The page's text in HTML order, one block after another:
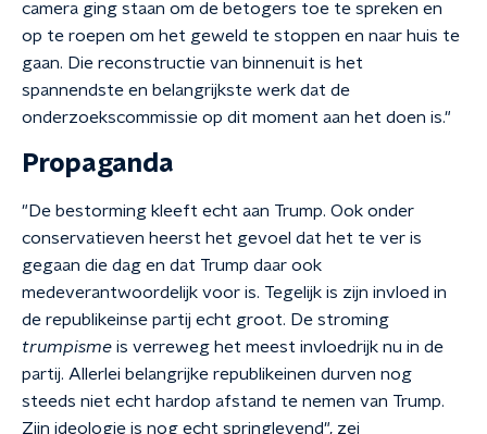
camera ging staan om de betogers toe te spreken en
op te roepen om het geweld te stoppen en naar huis te
gaan. Die reconstructie van binnenuit is het
spannendste en belangrijkste werk dat de
onderzoekscommissie op dit moment aan het doen is."
Propaganda
"De bestorming kleeft echt aan Trump. Ook onder
conservatieven heerst het gevoel dat het te ver is
gegaan die dag en dat Trump daar ook
medeverantwoordelijk voor is. Tegelijk is zijn invloed in
de republikeinse partij echt groot. De stroming
trumpisme is verreweg het meest invloedrijk nu in de
partij. Allerlei belangrijke republikeinen durven nog
steeds niet echt hardop afstand te nemen van Trump.
Zijn ideologie is nog echt springlevend", zei